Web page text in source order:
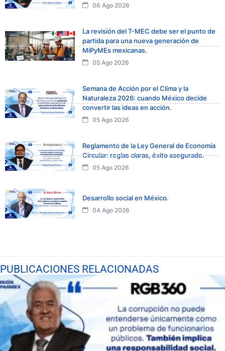
06 Ago 2026
La revisión del T-MEC debe ser el punto de
partida para una nueva generación de
MiPyMEs mexicanas.
05 Ago 2026
Semana de Acción por el Clima y la
Naturaleza 2026: cuando México decide
convertir las ideas en acción.
05 Ago 2026
Reglamento de la Ley General de Economía
Circular: reglas claras, éxito asegurado.
05 Ago 2026
Desarrollo social en México.
04 Ago 2026
PUBLICACIONES RELACIONADAS